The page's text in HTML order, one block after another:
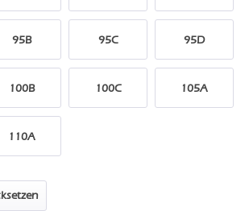
95B 95C 95D
100B 100C 105A
110A